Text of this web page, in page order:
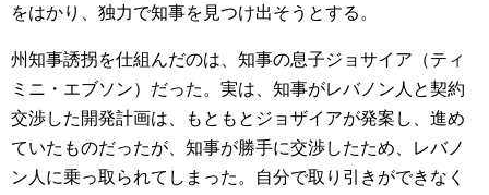
をはかり、独力で知事を見つけ出そうとする。
州知事誘拐を仕組んだのは、知事の息子ジョサイア（ティ
ミニ・エブソン）だった。実は、知事がレバノン人と契約
交渉した開発計画は、もともとジョザイアが発案し、進め
ていたものだったが、知事が勝手に交渉したため、レバノ
ン人に乗っ取られてしまった。自分で取り引きができなく